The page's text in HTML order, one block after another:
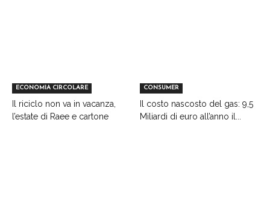
ECONOMIA CIRCOLARE
Il riciclo non va in vacanza,
l’estate di Raee e cartone
CONSUMER
Il costo nascosto del gas: 9,5
Miliardi di euro all’anno il...